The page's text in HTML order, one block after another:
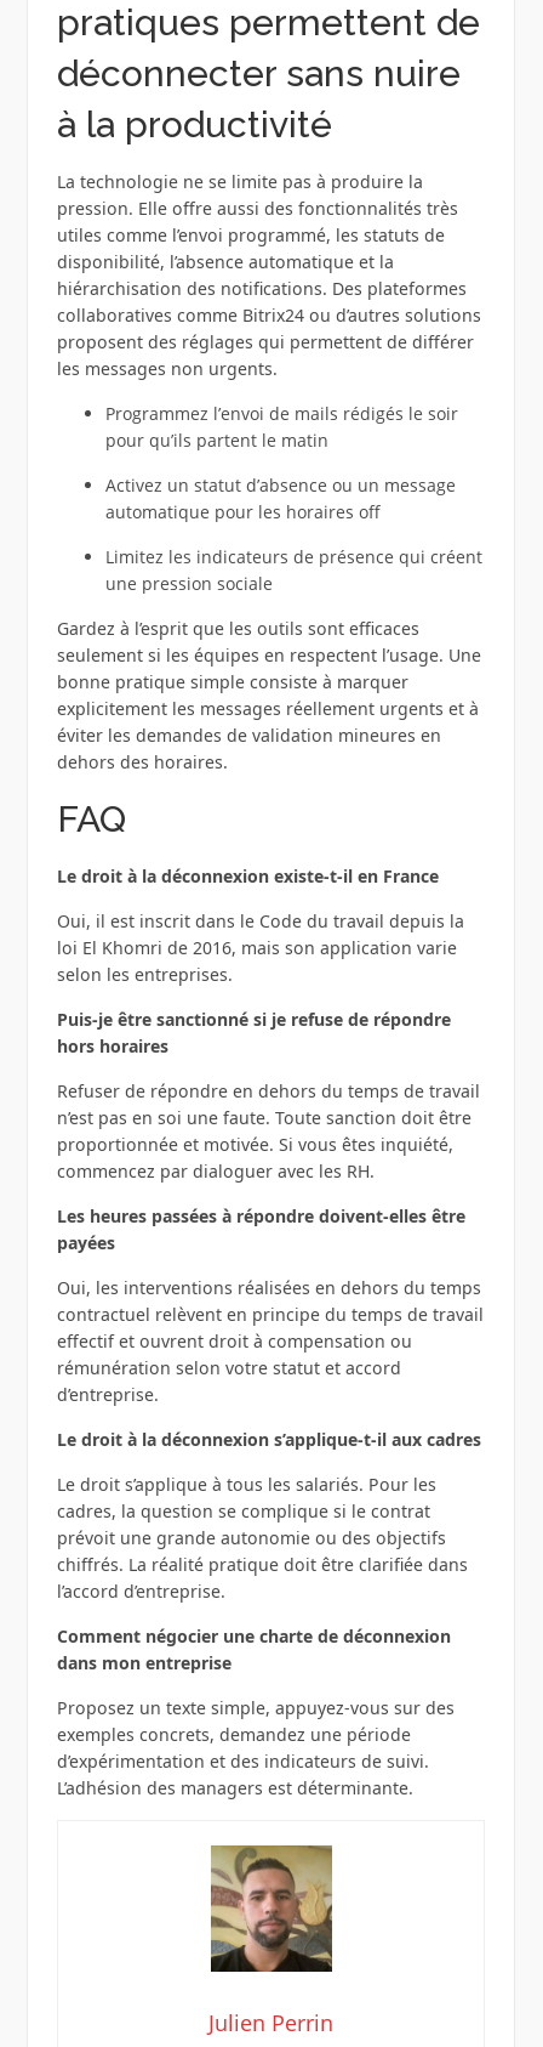
pratiques permettent de
déconnecter sans nuire
à la productivité
La technologie ne se limite pas à produire la
pression. Elle offre aussi des fonctionnalités très
utiles comme l’envoi programmé, les statuts de
disponibilité, l’absence automatique et la
hiérarchisation des notifications. Des plateformes
collaboratives comme Bitrix24 ou d’autres solutions
proposent des réglages qui permettent de différer
les messages non urgents.
Programmez l’envoi de mails rédigés le soir
pour qu’ils partent le matin
Activez un statut d’absence ou un message
automatique pour les horaires off
Limitez les indicateurs de présence qui créent
une pression sociale
Gardez à l’esprit que les outils sont efficaces
seulement si les équipes en respectent l’usage. Une
bonne pratique simple consiste à marquer
explicitement les messages réellement urgents et à
éviter les demandes de validation mineures en
dehors des horaires.
FAQ
Le droit à la déconnexion existe-t-il en France
Oui, il est inscrit dans le Code du travail depuis la
loi El Khomri de 2016, mais son application varie
selon les entreprises.
Puis-je être sanctionné si je refuse de répondre
hors horaires
Refuser de répondre en dehors du temps de travail
n’est pas en soi une faute. Toute sanction doit être
proportionnée et motivée. Si vous êtes inquiété,
commencez par dialoguer avec les RH.
Les heures passées à répondre doivent-elles être
payées
Oui, les interventions réalisées en dehors du temps
contractuel relèvent en principe du temps de travail
effectif et ouvrent droit à compensation ou
rémunération selon votre statut et accord
d’entreprise.
Le droit à la déconnexion s’applique-t-il aux cadres
Le droit s’applique à tous les salariés. Pour les
cadres, la question se complique si le contrat
prévoit une grande autonomie ou des objectifs
chiffrés. La réalité pratique doit être clarifiée dans
l’accord d’entreprise.
Comment négocier une charte de déconnexion
dans mon entreprise
Proposez un texte simple, appuyez-vous sur des
exemples concrets, demandez une période
d’expérimentation et des indicateurs de suivi.
L’adhésion des managers est déterminante.
Julien Perrin